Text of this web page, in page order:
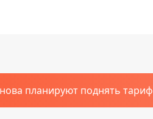
планируют поднять тариф